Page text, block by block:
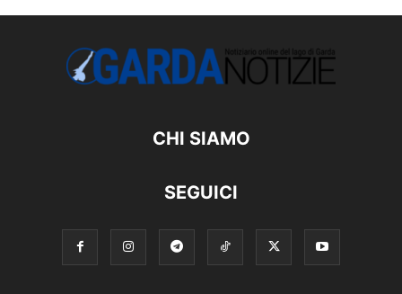
CHI SIAMO
SEGUICI